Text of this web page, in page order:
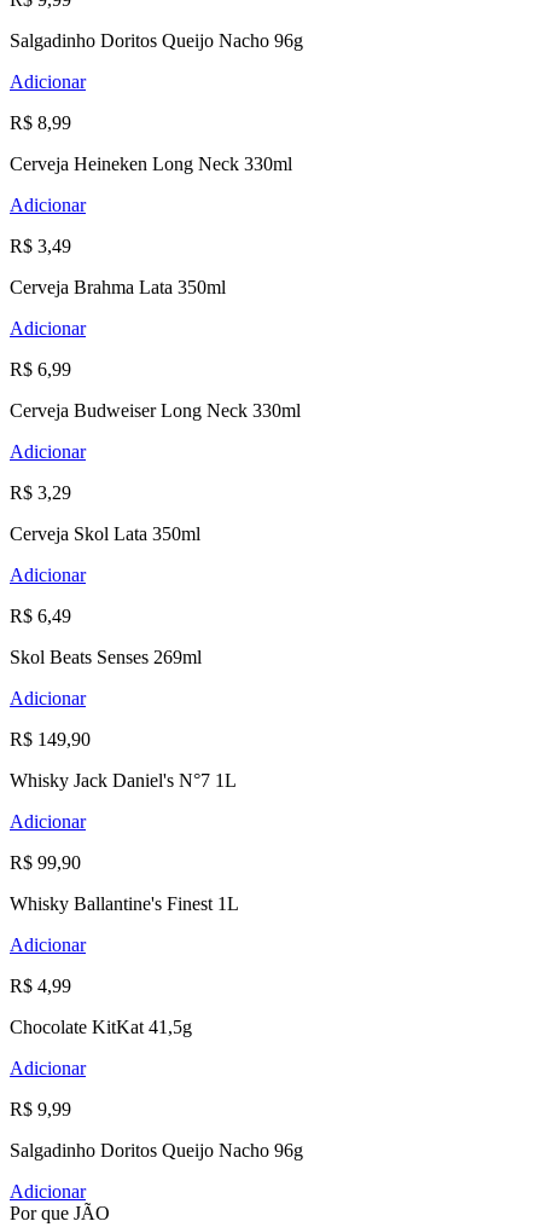
Salgadinho Doritos Queijo Nacho 96g
Adicionar
R$ 8,99
Cerveja Heineken Long Neck 330ml
Adicionar
R$ 3,49
Cerveja Brahma Lata 350ml
Adicionar
R$ 6,99
Cerveja Budweiser Long Neck 330ml
Adicionar
R$ 3,29
Cerveja Skol Lata 350ml
Adicionar
R$ 6,49
Skol Beats Senses 269ml
Adicionar
R$ 149,90
Whisky Jack Daniel's N°7 1L
Adicionar
R$ 99,90
Whisky Ballantine's Finest 1L
Adicionar
R$ 4,99
Chocolate KitKat 41,5g
Adicionar
R$ 9,99
Salgadinho Doritos Queijo Nacho 96g
Adicionar
Por que JÃO